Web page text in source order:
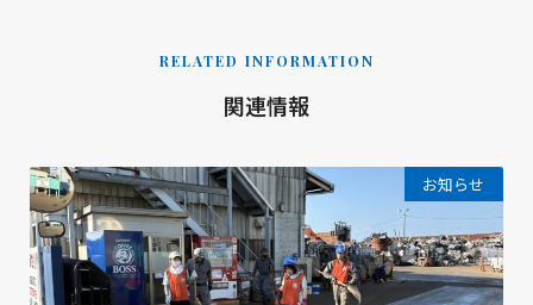
RELATED INFORMATION
関連情報
お知らせ